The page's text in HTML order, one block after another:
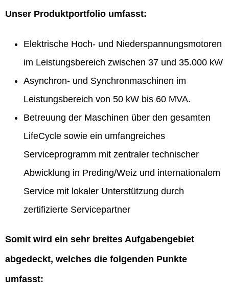
Unser Produktportfolio umfasst:
Elektrische Hoch- und Niederspannungsmotoren
im Leistungsbereich zwischen 37 und 35.000 kW
Asynchron- und Synchronmaschinen im
Leistungsbereich von 50 kW bis 60 MVA.
Betreuung der Maschinen über den gesamten
LifeCycle sowie ein umfangreiches
Serviceprogramm mit zentraler technischer
Abwicklung in Preding/Weiz und internationalem
Service mit lokaler Unterstützung durch
zertifizierte Servicepartner
Somit wird ein sehr breites Aufgabengebiet
abgedeckt, welches die folgenden Punkte
umfasst: